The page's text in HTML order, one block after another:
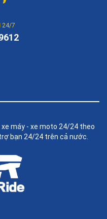
24/7
máy - xe moto 24/24 theo
bạn 24/24 trên cả nước.